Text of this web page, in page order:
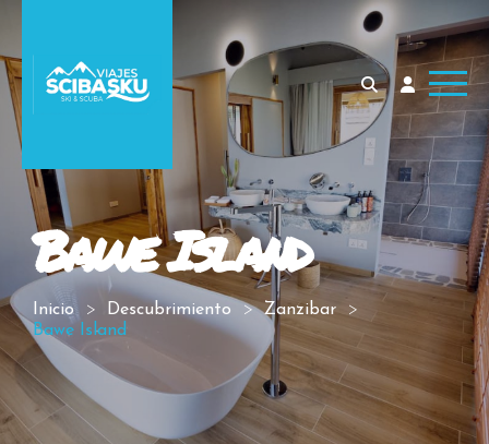
Bawe Island
Inicio Descubrimiento
Zanzibar
Bawe Island